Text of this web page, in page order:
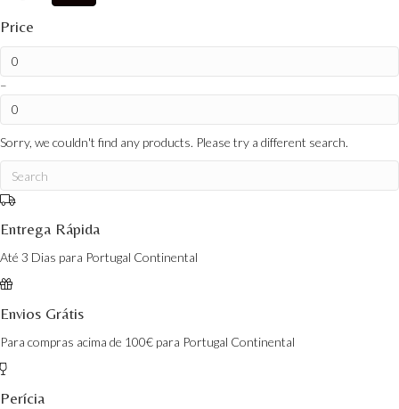
Price
–
Sorry, we couldn't find any products. Please try a different search.
Entrega Rápida
Até 3 Dias para Portugal Continental
Envios Grátis
Para compras acima de 100€ para Portugal Continental
Perícia